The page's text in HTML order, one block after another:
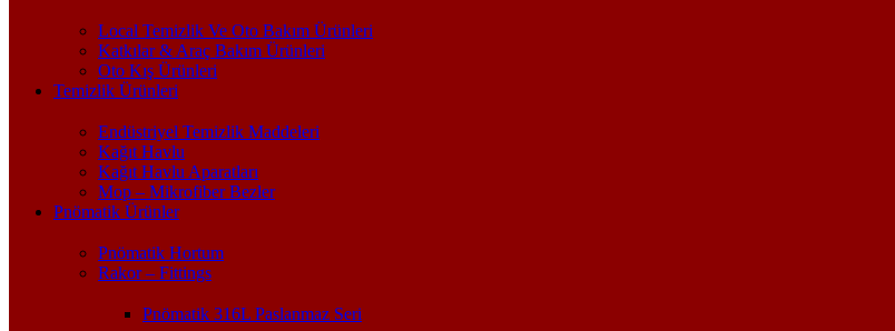
Local Temizlik Ve Oto Bakım Ürünleri
Katkılar & Araç Bakım Ürünleri
Oto Kış Ürünleri
Temizlik Ürünleri
Endüstriyel Temizlik Maddeleri
Kağıt Havlu
Kağıt Havlu Aparatları
Mop – Mikrofiber Bezler
Pnömatik Ürünler
Pnömatik Hortum
Rakor – Fittings
Pnömatik 316L Paslanmaz Seri